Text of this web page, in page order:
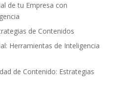
de tu Empresa con
de Contenidos
Herramientas de Inteligencia
de Contenido: Estrategias